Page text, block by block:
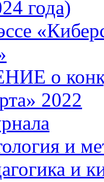
года)
о
2022
и
и